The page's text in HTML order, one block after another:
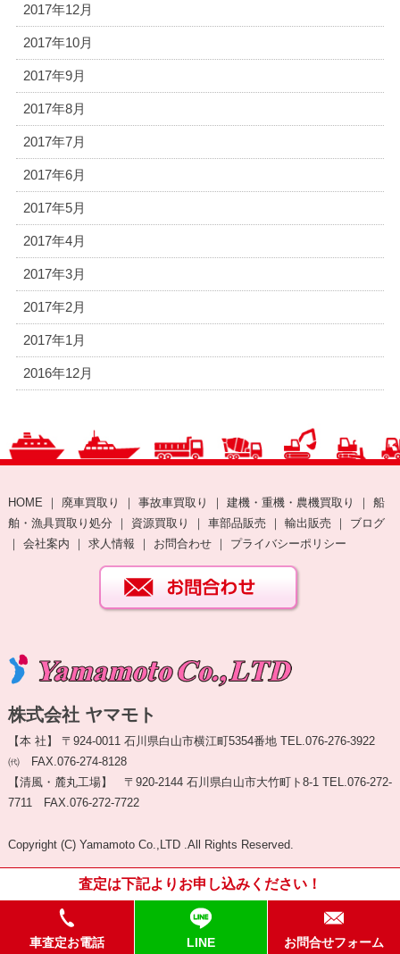
2017年12月
2017年10月
2017年9月
2017年8月
2017年7月
2017年6月
2017年5月
2017年4月
2017年3月
2017年2月
2017年1月
2016年12月
HOME ｜ 廃車買取り ｜ 事故車買取り ｜ 建機・重機・農機買取り ｜ 船
舶・漁具買取り処分 ｜ 資源買取り ｜ 車部品販売 ｜ 輸出販売 ｜ ブログ
｜ 会社案内 ｜ 求人情報 ｜ お問合わせ｜ プライバシーポリシー
株式会社 ヤマモト
【本 社】 〒924-0011 石川県白山市横江町5354番地 TEL.076-276-3922
㈹ FAX.076-274-8128
【清風・麓丸工場】 〒920-2144 石川県白山市大竹町ト8-1 TEL.076-272-
7711 FAX.076-272-7722
Copyright (C) Yamamoto Co.,LTD .All Rights Reserved.
査定は下記よりお申し込みください！
車査定お電話 LINE お問合せフォーム